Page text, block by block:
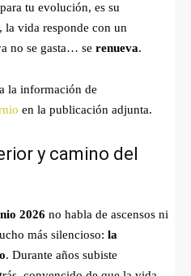
tu evolución, es su
la vida responde con un
no se gasta… se renueva.
la información de
en la publicación adjunta.
y camino del
2026 no habla de ascensos ni
más silencioso: la
. Durante años subiste